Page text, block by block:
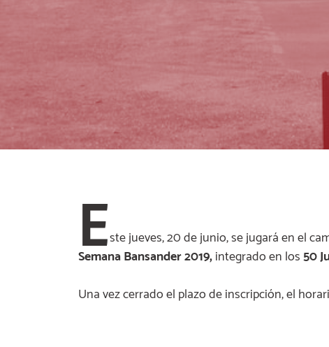
Este jueves, 20 de junio, se jugará en el
Semana Bansander 2019,integrado en los50
Una vez cerrado el plazo de inscripción, el